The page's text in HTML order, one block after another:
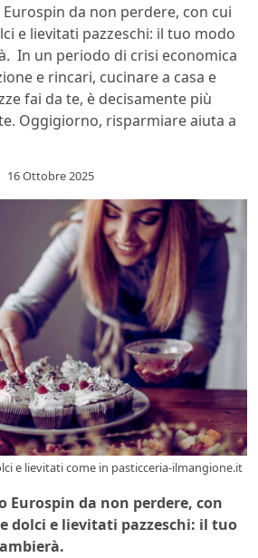
Eurospin da non perdere, con cui
e lievitati pazzeschi: il tuo modo
In un periodo di crisi economica
e rincari, cucinare a casa e
fai da te, è decisamente più
Oggigiorno, risparmiare aiuta a
16 Ottobre 2025
e lievitati come in pasticceria-ilmangione.it
Eurospin da non perdere, con
dolci e lievitati pazzeschi: il tuo